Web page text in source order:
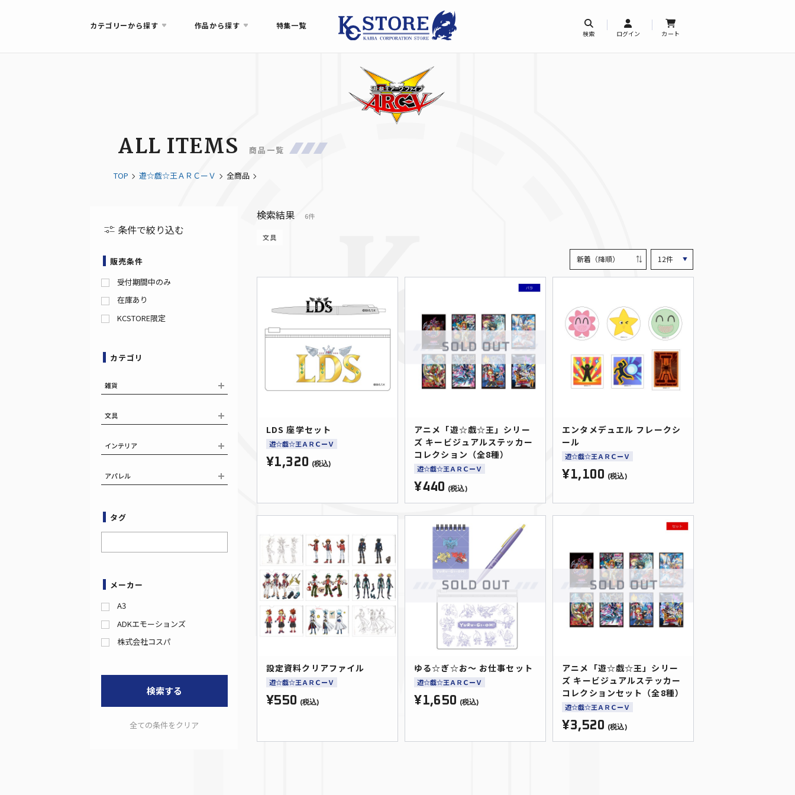
カテゴリーから探す 作品から探す 特集一覧
検索 ログイン カート
ALL ITEMS 商品一覧
TOP 遊☆戯☆王ＡＲＣーＶ 全商品
条件で絞り込む
販売条件
受付期間中のみ
在庫あり
KCSTORE限定
カテゴリ
雑貨
文具
インテリア
アパレル
タグ
メーカー
A3
ADKエモーションズ
株式会社コスパ
検索する
全ての条件をクリア
検索結果 6件
文具
LDS 座学セット
遊☆戯☆王ＡＲＣーＶ
¥1,320 (税込)
アニメ「遊☆戯☆王」シリー
ズ キービジュアルステッカー
コレクション（全8種）
遊☆戯☆王ＡＲＣーＶ
¥440 (税込)
エンタメデュエル フレークシ
ール
遊☆戯☆王ＡＲＣーＶ
¥1,100 (税込)
設定資料クリアファイル
遊☆戯☆王ＡＲＣーＶ
¥550 (税込)
ゆる☆ぎ☆お～ お仕事セット
遊☆戯☆王ＡＲＣーＶ
¥1,650 (税込)
アニメ「遊☆戯☆王」シリー
ズ キービジュアルステッカー
コレクションセット（全8種）
遊☆戯☆王ＡＲＣーＶ
¥3,520 (税込)